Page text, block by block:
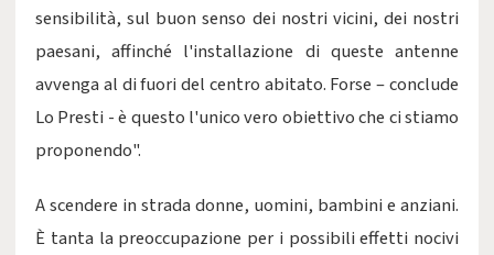
sensibilità, sul buon senso dei nostri vicini, dei nostri
paesani, affinché l'installazione di queste antenne
avvenga al di fuori del centro abitato. Forse – conclude
Lo Presti - è questo l'unico vero obiettivo che ci stiamo
proponendo".
A scendere in strada donne, uomini, bambini e anziani.
È tanta la preoccupazione per i possibili effetti nocivi